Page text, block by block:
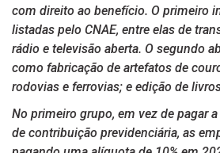
com direito ao benefício. O primeiro
listadas pelo CNAE, entre elas de
rádio e televisão aberta. O segundo
como fabricação de artefatos de
rodovias e ferrovias; e edição de
No primeiro grupo, em vez de pagar
de contribuição previdenciária, as